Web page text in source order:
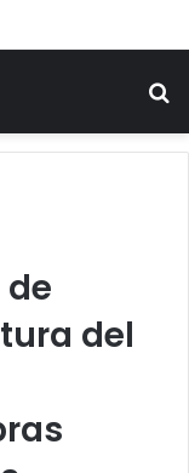
Cancún
del